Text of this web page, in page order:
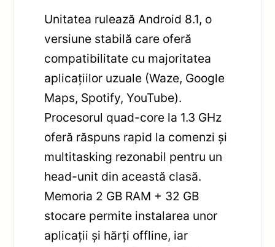
Unitatea rulează Android 8.1, o
versiune stabilă care oferă
compatibilitate cu majoritatea
aplicațiilor uzuale (Waze, Google
Maps, Spotify, YouTube).
Procesorul quad-core la 1.3 GHz
oferă răspuns rapid la comenzi și
multitasking rezonabil pentru un
head-unit din această clasă.
Memoria 2 GB RAM + 32 GB
stocare permite instalarea unor
aplicații și hărți offline, iar